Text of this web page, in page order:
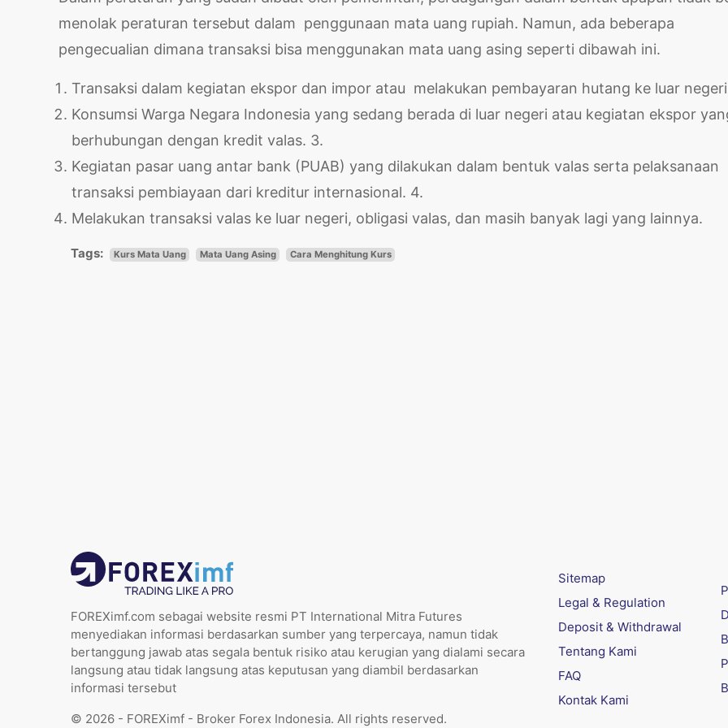
menolak peraturan tersebut dalam penggunaan mata uang rupiah. Namun, ada beberapa
pengecualian dimana transaksi bisa menggunakan mata uang asing seperti dibawah ini.
Transaksi dalam kegiatan ekspor dan impor atau melakukan pembayaran hutang ke luar
Konsumsi Warga Negara Indonesia yang sedang berada di luar negeri atau kegiatan ekspor
berhubungan dengan kredit valas. 3.
Kegiatan pasar uang antar bank (PUAB) yang dilakukan dalam bentuk valas serta pelaksanaan
transaksi pembiayaan dari kreditur internasional. 4.
Melakukan transaksi valas ke luar negeri, obligasi valas, dan masih banyak lagi yang lainnya.
Tags: Kurs Mata Uang Mata Uang Asing Cara Menghitung Kurs
FOREXimf.com sebagai website resmi PT International Mitra Futures
menyediakan informasi berdasarkan sumber yang terpercaya, namun tidak
bertanggung jawab atas segala bentuk risiko atau kerugian yang dialami secara
langsung atau tidak langsung atas keputusan yang diambil berdasarkan
informasi tersebut
© 2026 - FOREXimf - Broker Forex Indonesia. All rights reserved.
Sitemap
Legal & Regulation
Deposit & Withdrawal
Tentang Kami
FAQ
Kontak Kami